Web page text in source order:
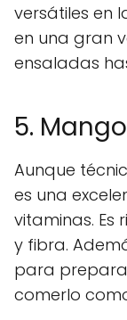
versátiles en
en una gran
ensaladas
5. Mango
Aunque
es una
vitaminas. Es
y fibra.
para
comerlo